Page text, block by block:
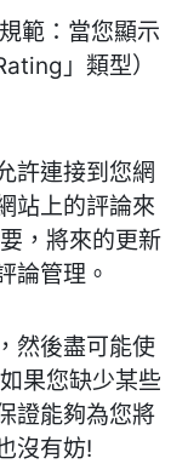
範：當您顯示
」類型）
許連接到您網
站上的評論來
，將來的更新
論管理。
然後盡可能使
果您缺少某些
證能夠為您將
沒有妨!